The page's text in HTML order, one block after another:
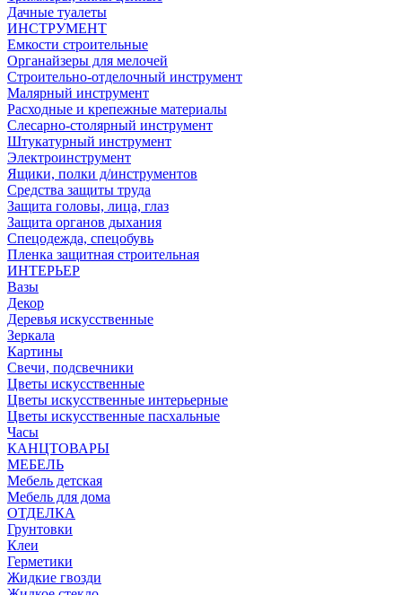
Дачные туалеты
ИНСТРУМЕНТ
Емкости строительные
Органайзеры для мелочей
Строительно-отделочный инструмент
Малярный инструмент
Расходные и крепежные материалы
Слесарно-столярный инструмент
Штукатурный инструмент
Электроинструмент
Ящики, полки д/инструментов
Средства защиты труда
Защита головы, лица, глаз
Защита органов дыхания
Спецодежда, спецобувь
Пленка защитная строительная
ИНТЕРЬЕР
Вазы
Декор
Деревья искусственные
Зеркала
Картины
Свечи, подсвечники
Цветы искусственные
Цветы искусственные интерьерные
Цветы искусственные пасхальные
Часы
КАНЦТОВАРЫ
МЕБЕЛЬ
Мебель детская
Мебель для дома
ОТДЕЛКА
Грунтовки
Клеи
Герметики
Жидкие гвозди